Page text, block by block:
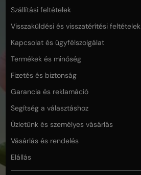
Szállítási feltételek
Visszaküldési és visszatérítési feltételek
Kapcsolat és ügyfélszolgálat
Termékek és minőség
Fizetés és biztonság
Garancia és reklamáció
Segítség a választáshoz
Üzletünk és személyes vásárlás
Vásárlás és rendelés
Elállás